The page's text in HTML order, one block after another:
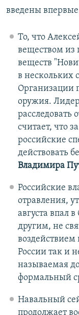
введены
То, что
веществом из
веществ
в нескольких
Организации
оружия.
расследовать
считает, что
российские
действовать
Владимира
Российские
отравления,
августа впал
другим, не
России так и
называемая
формальный
Навальный
продолжает